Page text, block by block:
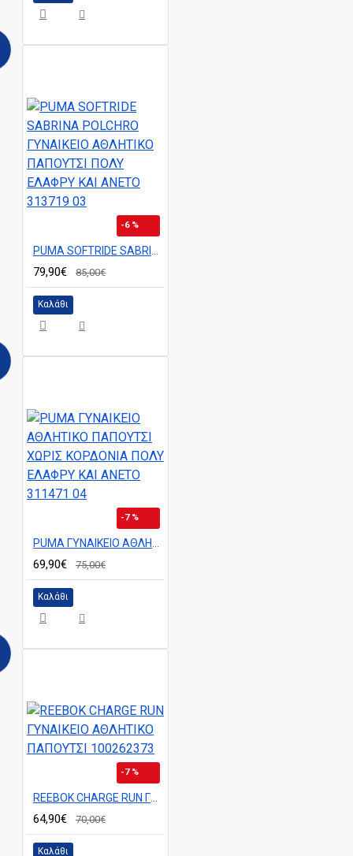
-6 %
PUMA SOFTRIDE SABRINA POLCHRO ΓΥΝΑΙΚΕΙΟ ΑΘΛΗΤΙΚΟ ΠΑΠΟΥΤΣΙ ΠΟΛΥ ΕΛΑΦΡΥ ΚΑΙ ΑΝΕΤΟ 313719 03
79,90€ 85,00€
Καλάθι
-7 %
PUMA ΓΥΝΑΙΚΕΙΟ ΑΘΛΗΤΙΚΟ ΠΑΠΟΥΤΣΙ ΧΩΡΙΣ ΚΟΡΔΟΝΙΑ ΠΟΛΥ ΕΛΑΦΡΥ ΚΑΙ ΑΝΕΤΟ 311471 04
69,90€ 75,00€
Καλάθι
-7 %
REEBOK CHARGE RUN ΓΥΝΑΙΚΕΙΟ ΑΘΛΗΤΙΚΟ ΠΑΠΟΥΤΣΙ 100262373
64,90€ 70,00€
Καλάθι